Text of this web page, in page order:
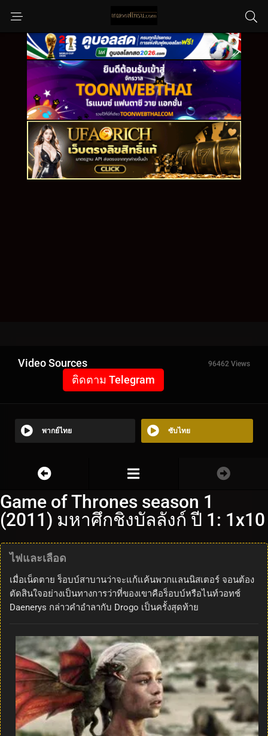
Video Sources 96462 Views
ติดตาม Telegram
พากย์ไทย ซับไทย
Game of Thrones season 1
(2011) มหาศึกชิงบัลลังก์ ปี 1: 1x10
ไฟและเลือด
เมื่อเน็ดตาย ร็อบบ์สาบานว่าจะแก้แค้นพวกแลนนิสเตอร์ จอนต้อง
ตัดสินใจอย่างเป็นทางการว่าที่ของเขาคือร็อบบ์หรือไนท์วอทช์
Daenerys กล่าวคำอำลากับ Drogo เป็นครั้งสุดท้าย